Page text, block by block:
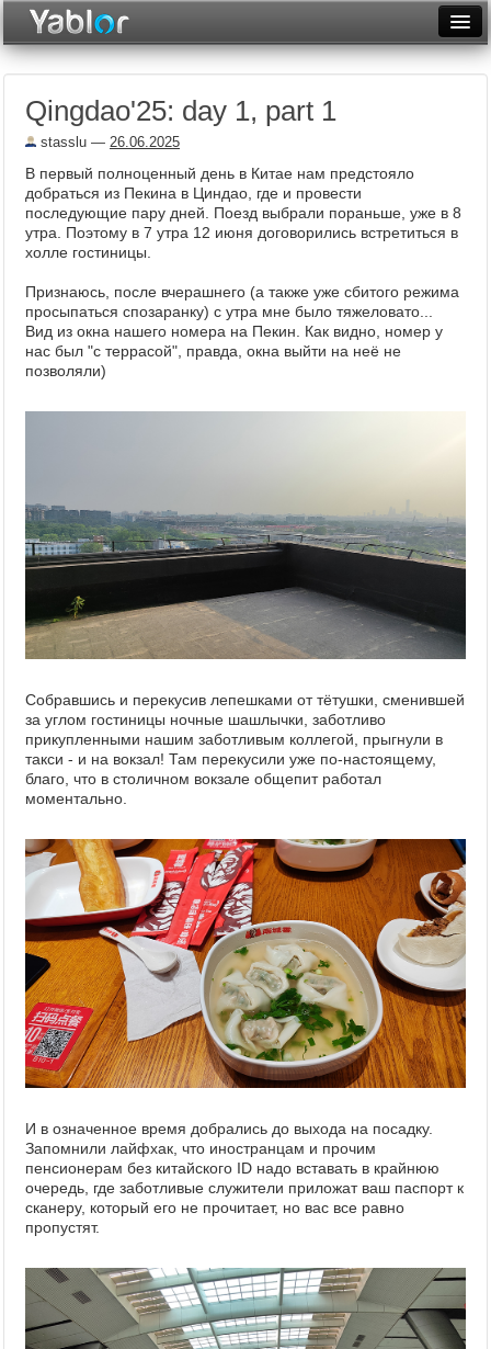
Неделя
Рейтинги
Архив
Фототоп
Видеотоп
Qingdao'25: day 1, part 1
stasslu — 26.06.2025
В первый полноценный день в Китае нам предстояло
добраться из Пекина в Циндао, где и провести
последующие пару дней. Поезд выбрали пораньше, уже в 8
утра. Поэтому в 7 утра 12 июня договорились встретиться в
холле гостиницы.
Признаюсь, после вчерашнего (а также уже сбитого режима
просыпаться спозаранку) с утра мне было тяжеловато...
Вид из окна нашего номера на Пекин. Как видно, номер у
нас был "с террасой", правда, окна выйти на неё не
позволяли)
Собравшись и перекусив лепешками от тётушки, сменившей
за углом гостиницы ночные шашлычки, заботливо
прикупленными нашим заботливым коллегой, прыгнули в
такси - и на вокзал! Там перекусили уже по-настоящему,
благо, что в столичном вокзале общепит работал
моментально.
И в означенное время добрались до выхода на посадку.
Запомнили лайфхак, что иностранцам и прочим
пенсионерам без китайского ID надо вставать в крайнюю
очередь, где заботливые служители приложат ваш паспорт к
сканеру, который его не прочитает, но вас все равно
пропустят.